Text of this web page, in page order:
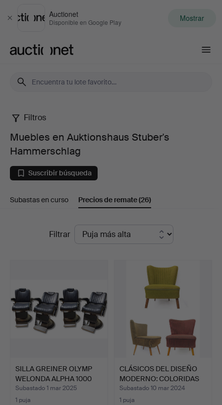
Cerrar
Auctionet
Disponible en Google Play Mostrar
Muebles
en
Auktionshaus
Stuber's
Filtros
Muebles en Auktionshaus Stuber's
Hammerschlag
Suscribir búsqueda
Subastas en curso Precios de remate(26)
Filtrar
SILLA GREINER OLYMP
WELONDA ALPHA 1000
PAR…
Subastado 1 mar 2025
1 puja
CLÁSICOS DEL DISEÑO
MODERNO: COLORIDAS
SIL…
Subastado 10 mar 2024
1 puja